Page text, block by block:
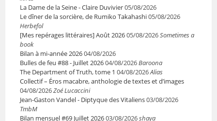
La Dame de la Seine - Claire Duvivier05/08/2026
Le dîner de la sorcière, de Rumiko Takahashi05/08/2026
Herbefol
[Mes repérages littéraires] Août 202605/08/2026Sometimes a
book
Bilan à mi-année 202604/08/2026
Bulles de feu #88 - Juillet 202604/08/2026Baroona
The Department of Truth, tome 1 04/08/2026Alias
Collectif – Éros macabre, anthologie de textes et d’images
04/08/2026Zoé Lucaccini
Jean-Gaston Vandel - Diptyque des Vitaliens03/08/2026
TmbM
Bilan mensuel #69 Juillet 202603/08/2026shaya